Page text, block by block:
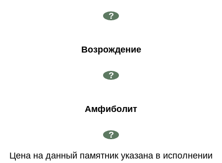
?
Возрождение
?
Амфиболит
?
Цена на данный памятник указана в исполнении